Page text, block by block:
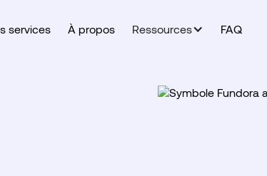
services À propos Ressources FAQ